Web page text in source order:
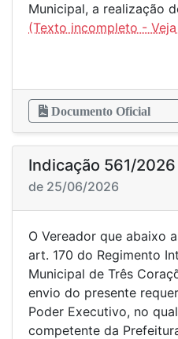
Municipal, a realização
Documento Oficial
Indicação 561/2026
de 25/06/2026
O Vereador que abaixo
art. 170 do Regimento
Municipal de Três
envio do presente
Poder Executivo, no
competente da